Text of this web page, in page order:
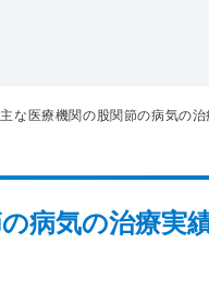
な医療機関の股関節の病気の
気の治療実績